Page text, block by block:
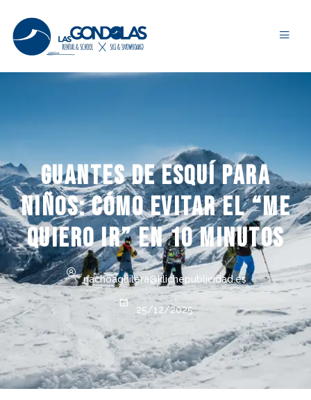
Guantes de esquí para
niños: cómo evitar el “me
quiero ir” en 10 minutos
nachoaguilera@klichepublicidad.es
25/12/2025